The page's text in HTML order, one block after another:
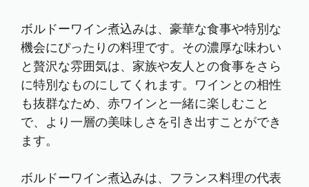
ボルドーワイン煮込みは、豪華な食事や特別な
機会にぴったりの料理です。その濃厚な味わい
と贅沢な雰囲気は、家族や友人との食事をさら
に特別なものにしてくれます。ワインとの相性
も抜群なため、赤ワインと一緒に楽しむこと
で、より一層の美味しさを引き出すことができ
ます。
ボルドーワイン煮込みは、フランス料理の代表